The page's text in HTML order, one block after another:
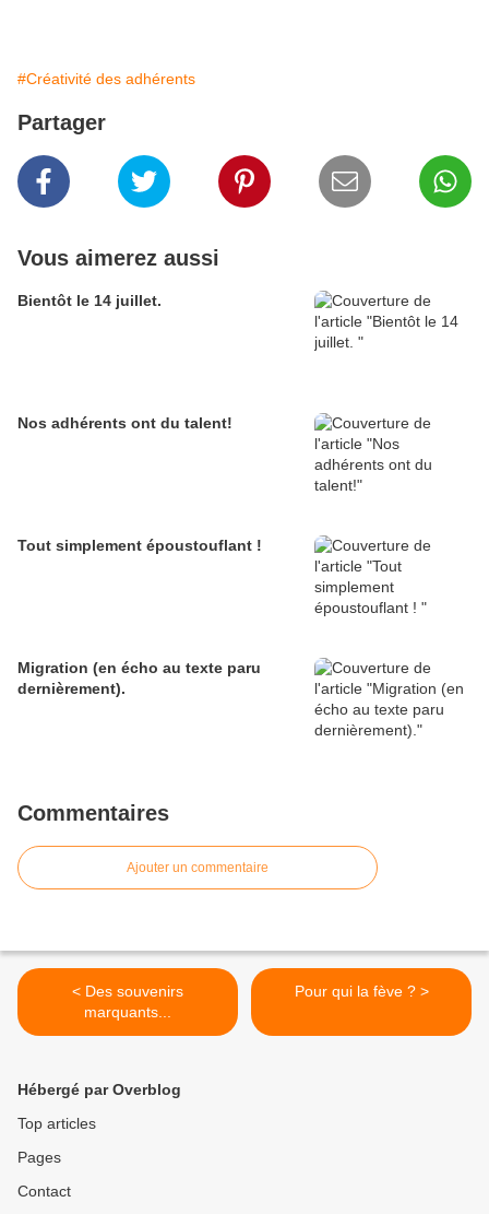
#Créativité des adhérents
Partager
Vous aimerez aussi
Bientôt le 14 juillet.
Nos adhérents ont du talent!
Tout simplement époustouflant !
Migration (en écho au texte paru
dernièrement).
Commentaires
Ajouter un commentaire
< Des souvenirs
marquants...
Pour qui la fève ? >
Hébergé par Overblog
Top articles
Pages
Contact